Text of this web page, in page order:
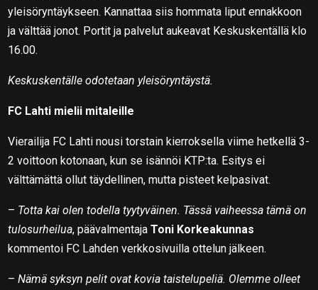
yleisöryntäykseen. Kannattaa siis hommata liput ennakkoon
ja välttää jonot. Portit ja palvelut aukeavat Keskuskentällä klo
16.00.
Keskuskentälle odotetaan yleisöryntäystä.
FC Lahti mielii mitaleille
Vierailija FC Lahti nousi torstain kierroksella viime hetkellä 3-
2 voittoon kotonaan, kun se isännöi KTP:ta. Esitys ei
välttämättä ollut täydellinen, mutta pisteet kelpasivat.
– Totta kai olen todella tyytyväinen. Tässä vaiheessa tämä on
tulosurheilua, päävalmentajaToni Korkeakunnas
kommentoi FC Lahden verkkosivuilla ottelun jälkeen.
–Nämä syksyn pelit ovat kovia taistelupeliä. Olemme olleet